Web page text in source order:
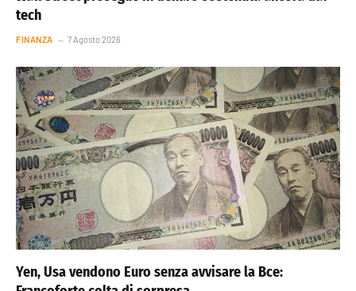
tech
FINANZA 7 Agosto 2026
Yen, Usa vendono Euro senza avvisare la Bce: